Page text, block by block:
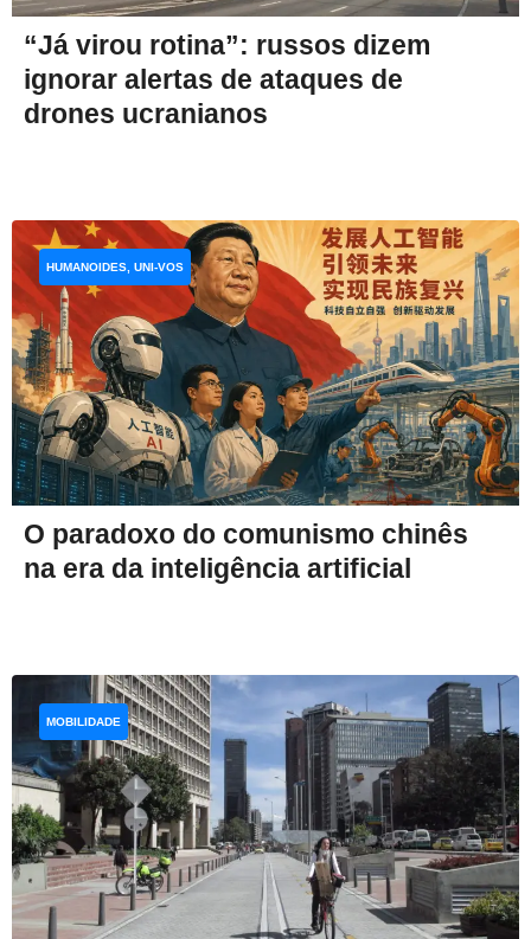
“Já virou rotina”: russos dizem
ignorar alertas de ataques de
drones ucranianos
O paradoxo do comunismo chinês
na era da inteligência artificial
HUMANOIDES, UNI-VOS
MOBILIDADE